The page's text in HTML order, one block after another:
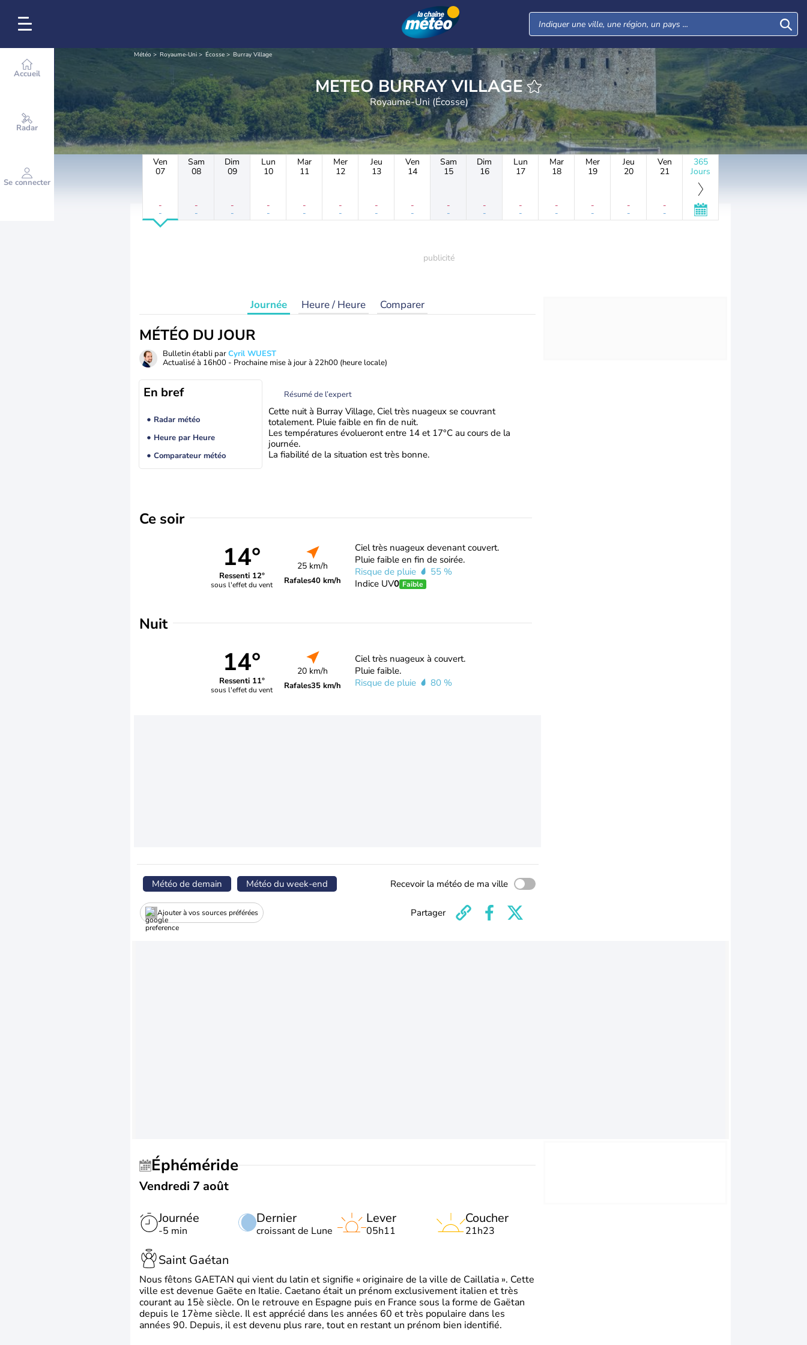
Accueil
Radar
Se connecter
Météo Royaume-Uni Écosse Burray Village
METEO BURRAY VILLAGE
Royaume-Uni (Écosse)
Ven
07
-
-
Sam
08
-
-
Dim
09
-
-
Lun
10
-
-
Mar
11
-
-
Mer
12
-
-
Jeu
13
-
-
Ven
14
-
-
Sam
15
-
-
Dim
16
-
-
Lun
17
-
-
Mar
18
-
-
Mer
19
-
-
Jeu
20
-
-
Ven
21
-
-
365
Jours
Journée Heure / Heure Comparer
MÉTÉO DU JOUR
Bulletin établi parCyril WUEST
Actualisé à 16h00 - Prochaine mise à jour à 22h00 (heure locale)
En bref
Radar météo
Heure par Heure
Comparateur météo
Résumé de l’expert
Cette nuit à Burray Village, Ciel très nuageux se couvrant
totalement. Pluie faible en fin de nuit.
Les températures évolueront entre 14 et 17°C au cours de la
journée.
La fiabilité de la situation est très bonne.
Ce soir
14°
Ressenti 12°
sous l'effet du vent
25 km/h
Rafales40 km/h
Ciel très nuageux devenant couvert.
Pluie faible en fin de soirée.
Risque de pluie
55 %
Indice UV0 Faible
Nuit
14°
Ressenti 11°
sous l'effet du vent
20 km/h
Rafales35 km/h
Ciel très nuageux à couvert.
Pluie faible.
Risque de pluie
80 %
Météo de demain Météo du week-end Recevoir la météo de ma ville
Ajouter à vos sources préférées Partager
Éphéméride
Vendredi 7 août
Journée
-5 min
Dernier
croissant de Lune
Lever
05h11
Coucher
21h23
Saint Gaétan
Nous fêtons GAETAN qui vient du latin et signifie « originaire de la ville de Caillatia ». Cette
ville est devenue Gaëte en Italie. Caetano était un prénom exclusivement italien et très
courant au 15è siècle. On le retrouve en Espagne puis en France sous la forme de Gaëtan
depuis le 17ème siècle. Il est apprécié dans les années 60 et très populaire dans les
années 90. Depuis, il est devenu plus rare, tout en restant un prénom bien identifié.